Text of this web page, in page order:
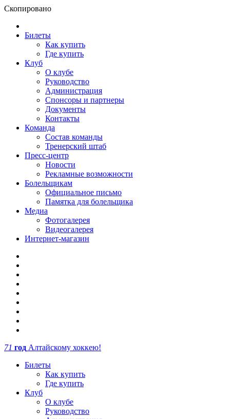
Скопировано
Билеты
Как купить
Где купить
Клуб
О клубе
Руководство
Администрация
Спонсоры и партнеры
Документы
Контакты
Команда
Состав команды
Тренерский штаб
Пресс-центр
Новости
Рекламные возможности
Болельщикам
Официальное письмо
Памятка для болельщика
Медиа
Фотогалерея
Видеогалерея
Интернет-магазин
71 год Алтайскому хоккею!
Билеты
Как купить
Где купить
Клуб
О клубе
Руководство